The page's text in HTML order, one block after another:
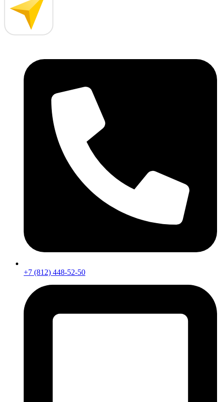
+7 (812) 448-52-50